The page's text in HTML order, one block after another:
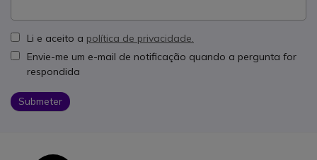
Li e aceito a política de privacidade.
Envie-me um e-mail de notificação quando a pergunta for
respondida
Submeter